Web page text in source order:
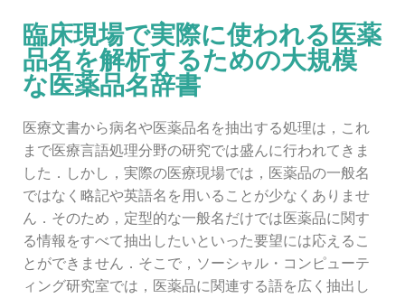
臨床現場で実際に使われる医薬
品名を解析するための大規模
な医薬品名辞書
医療文書から病名や医薬品名を抽出する処理は，これ
まで医療言語処理分野の研究では盛んに行われてきま
した．しかし，実際の医療現場では，医薬品の一般名
ではなく略記や英語名を用いることが少なくありませ
ん．そのため，定型的な一般名だけでは医薬品に関す
る情報をすべて抽出したいといった要望には応えるこ
とができません．そこで，ソーシャル・コンピューテ
ィング研究室では，医薬品に関連する語を広く抽出し